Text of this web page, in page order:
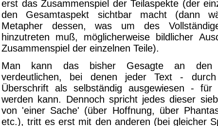
erst das Zusammenspiel der Teilaspekte (der
den Gesamtaspekt sichtbar macht (dann
Metapher dessen, was um des
hinzutreten muß, möglicherweise bildlicher
Zusammenspiel der einzelnen Teile).
Man kann das bisher Gesagte an den
verdeutlichen, bei denen jeder Text -
Überschrift als selbständig ausgewiesen - für
werden kann. Dennoch spricht jedes dieser
von 'einer Sache' (über Hoffnung, über
etc.), tritt es erst mit den anderen (bei gleicher